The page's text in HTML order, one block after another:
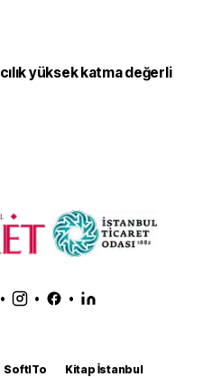
yüksek katma değerli
• • •
SoftITo
Kitap İstanbul